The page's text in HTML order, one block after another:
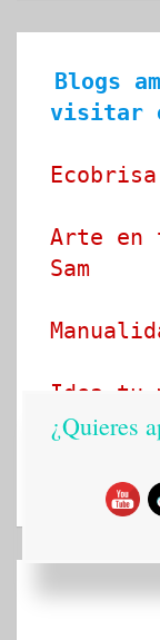
Blogs
visitar
Arte en
Sam
Idea tu
¿Quieres